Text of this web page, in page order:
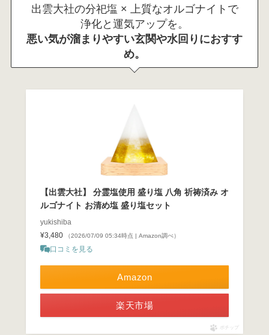
出雲大社の分祀塩 × 上質なオルゴナイトで
浄化と運気アップを。
悪い気が溜まりやすい玄関や水回りにおすす
め。
【出雲大社】 分霊塩使用 盛り塩 八角 祈祷済み オ
ルゴナイト お清め塩 盛り塩セット
yukishiba
¥3,480
（2026/07/09 05:34時点 | Amazon調べ）
口コミを見る
Amazon
楽天市場
ポチップ